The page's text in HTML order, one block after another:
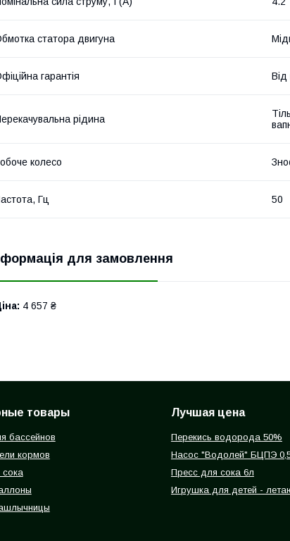
статора двигуна
гарантія Від
рідина
колесо
Гц 50
для замовлення
4 657 ₴
товары
бассейнов
кормов
Лучшая цена
Перекись водорода 50%
Насос "Водолей" БЦПЭ
Пресс для сока 6л
Игрушка для детей -